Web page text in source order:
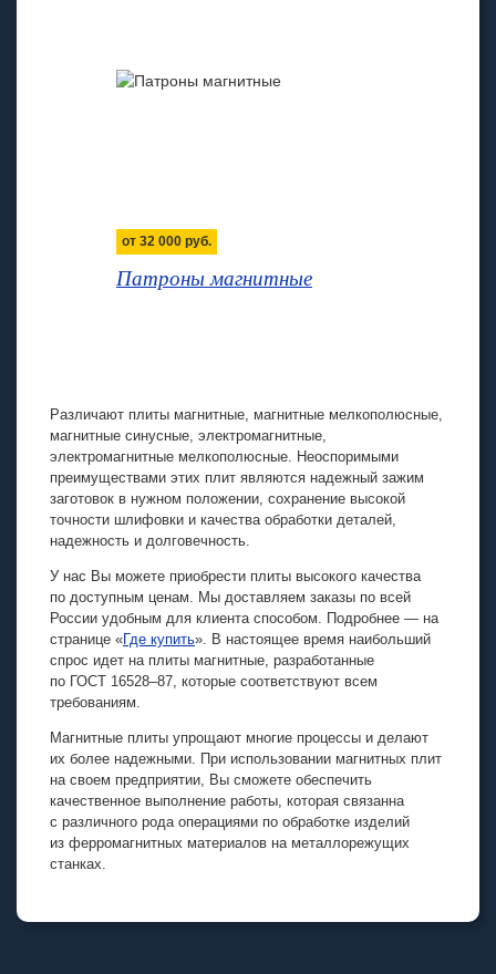
от 32 000руб.
Патроны магнитные
Различают плиты магнитные, магнитные мелкополюсные,
магнитные синусные, электромагнитные,
электромагнитные мелкополюсные. Неоспоримыми
преимуществами этих плит являются надежный зажим
заготовок в нужном положении, сохранение высокой
точности шлифовки и качества обработки деталей,
надежность и долговечность.
У нас Вы можете приобрести плиты высокого качества
по доступным ценам. Мы доставляем заказы по всей
России удобным для клиента способом. Подробнее — на
странице «Где купить». В настоящее время наибольший
спрос идет на плиты магнитные, разработанные
по ГОСТ 16528–87, которые соответствуют всем
требованиям.
Магнитные плиты упрощают многие процессы и делают
их более надежными. При использовании магнитных плит
на своем предприятии, Вы сможете обеспечить
качественное выполнение работы, которая связанна
с различного рода операциями по обработке изделий
из ферромагнитных материалов на металлорежущих
станках.